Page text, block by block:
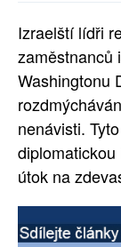
RUBRIKY
PLNÁ VERZE
Izraelští lídři
zaměstnanců
Washingtonu
nenávisti.
útok na